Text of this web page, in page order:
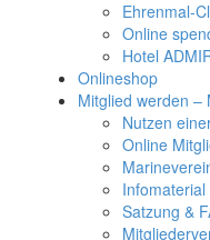
Ehrenmal-
Online
Hotel
Onlineshop
Mitglied werden –
Nutzen
Online
Satzung &